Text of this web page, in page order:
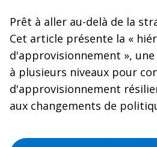
Prêt à aller au-delà de la
Cet article présente la «
d'approvisionnement »,
à plusieurs niveaux pour
d'approvisionnement
aux changements de